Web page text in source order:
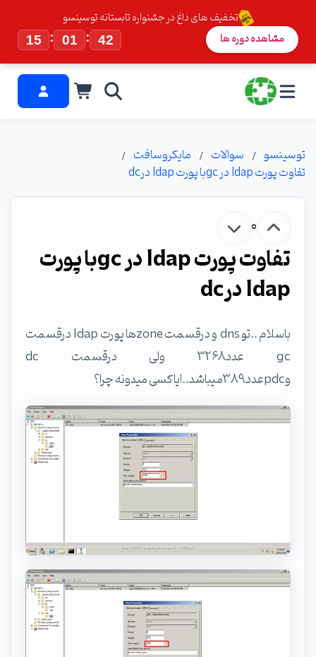
تخفیف های داغ در جشنواره تابستانه توسینسو
15
: 01 : 41 مشاهده دوره ها
توسینسو سوالات
مایکروسافت
تفاوت پورت ldap در gcبا پورت ldap درdc
0
تفاوت پورت ldap در gcبا پورت
ldap درdc
باسلام ..تو dns و درقسمت zoneها پورت ldap درقسمت
gc عدد3268 ولی درقسمت dc
وpdcعدد389میباشد..ایاکسی میدونه چرا؟